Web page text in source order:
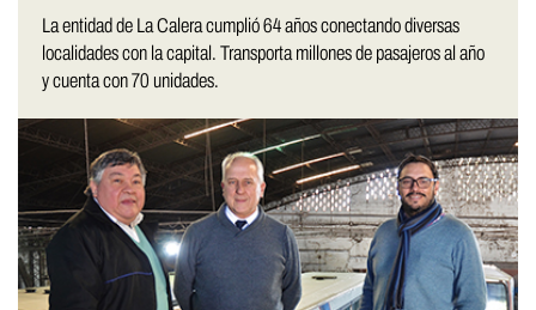
La entidad de La Calera cumplió 64 años conectando diversas
localidades con la capital. Transporta millones de pasajeros al año
y cuenta con 70 unidades.